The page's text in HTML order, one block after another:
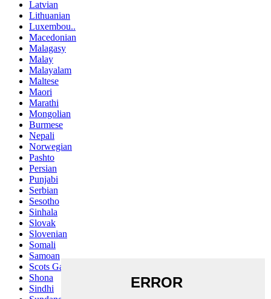
Latvian
Lithuanian
Luxembou..
Macedonian
Malagasy
Malay
Malayalam
Maltese
Maori
Marathi
Mongolian
Burmese
Nepali
Norwegian
Pashto
Persian
Punjabi
Serbian
Sesotho
Sinhala
Slovak
Slovenian
Somali
Samoan
Scots Gaelic
Shona
Sindhi